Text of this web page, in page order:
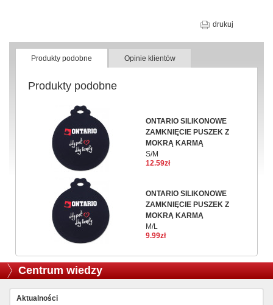
drukuj
Produkty podobne Opinie klientów
Produkty podobne
ONTARIO SILIKONOWE
ZAMKNIĘCIE PUSZEK Z
MOKRĄ KARMĄ
S/M
12.59zł
ONTARIO SILIKONOWE
ZAMKNIĘCIE PUSZEK Z
MOKRĄ KARMĄ
M/L
9.99zł
Centrum wiedzy
Aktualności